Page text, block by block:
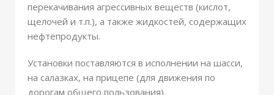
перекачивания агрессивных веществ (кислот,
щелочей и т.п.), а также жидкостей, содержащих
нефтепродукты.
Установки поставляются в исполнении на шасси,
на салазках, на прицепе (для движения по
дорогам общего пользования).